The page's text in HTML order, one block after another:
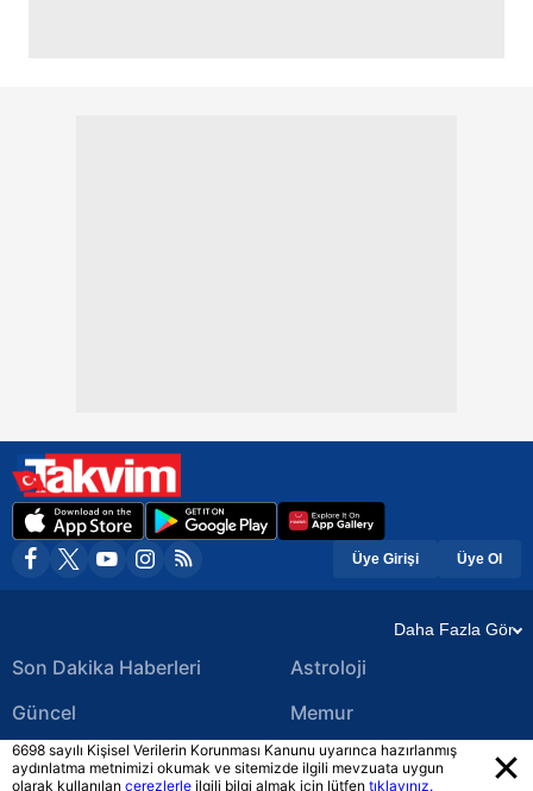
Üye Girişi Üye Ol
Daha Fazla Gör
Son Dakika Haberleri
Güncel
Ekonomi Haberleri
Astroloji
Memur
Yerel Haberler
6698 sayılı Kişisel Verilerin Korunması Kanunu uyarınca hazırlanmış
aydınlatma metnimizi okumak ve sitemizde ilgili mevzuata uygun
olarak kullanılan çerezlerle ilgili bilgi almak için lütfen tıklayınız.